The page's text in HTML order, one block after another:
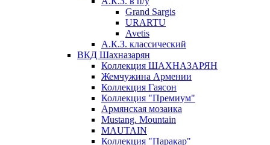
Grand Sargis
URARTU
Avetis
А.К.З. классический
ВКД Шахназарян
Коллекция ШАХНАЗАРЯН
Жемчужина Армении
Коллекция Гаясон
Коллекция "Премиум"
Армянская мозаика
Mustang. Mountain
MAUTAIN
Коллекция "Паракар"